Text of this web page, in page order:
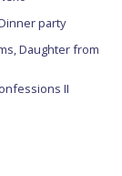
party
Daughter from
II